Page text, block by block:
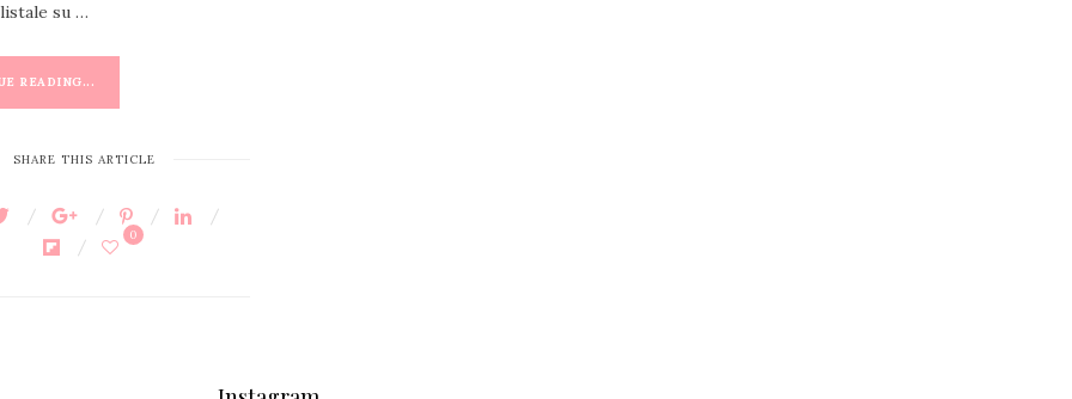
su …
READING...
SHARE THIS ARTICLE
0